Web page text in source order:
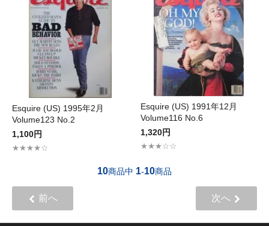
Esquire (US) 1995年2月
Volume123 No.2
1,100円
★★★★☆
Esquire (US) 1991年12月
Volume116 No.6
1,320円
★★★☆☆
10商品中 1-10商品
前へ 次へ